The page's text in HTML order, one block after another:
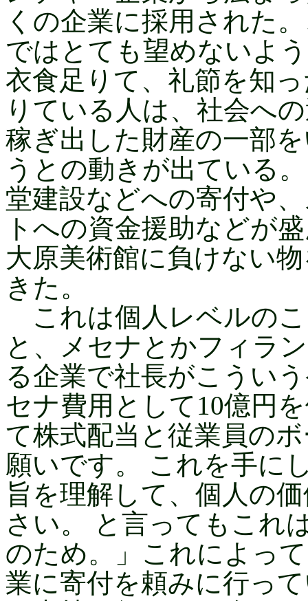
くの企業に採用された
ではとても望めないよ
衣食足りて、礼節を知
りている人は、社会へ
稼ぎ出した財産の一部
うとの動きが出ている
堂建設などへの寄付や
トへの資金援助などが
大原美術館に負けない
きた。
これは個人レベルの
と、メセナとかフィラ
る企業で社長がこうい
セナ費用として10億円
て株式配当と従業員の
願いです。 これを手に
旨を理解して、個人の
さい。 と言ってもこれ
のため。」これによっ
業に寄付を頼みに行っ